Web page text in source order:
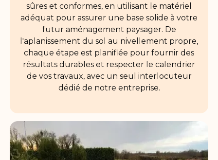
sûres et conformes, en utilisant le matériel
adéquat pour assurer une base solide à votre
futur aménagement paysager. De
l'aplanissement du sol au nivellement propre,
chaque étape est planifiée pour fournir des
résultats durables et respecter le calendrier
de vos travaux, avec un seul interlocuteur
dédié de notre entreprise.